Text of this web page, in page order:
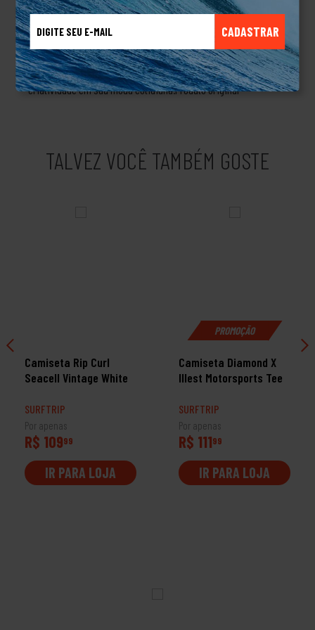
CADASTRAR
designs de streetwear, a Ecko conquistou um lugar de destaque
na cultura street, incorporando elementos de arte urbana em
suas coleções. Ao longo dos anos, a marca se tornou um
símbolo de autenticidade e individualidade, atraindo uma base
de fãs dedicada que valoriza a expressão pessoal e a
criatividade em sua moda cotidiana.Produto Original
TALVEZ VOCÊ TAMBÉM GOSTE
Camiseta Rip Curl
Seacell Vintage White
SURFTRIP
Por apenas
R$ 10999
IR PARA LOJA
PROMOÇÃO
Camiseta Diamond X
Illest Motorsports Tee
SURFTRIP
Por apenas
R$ 11199
IR PARA LOJA